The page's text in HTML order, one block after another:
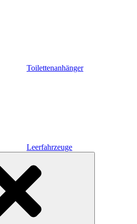
Toilettenanhänger
Leerfahrzeuge